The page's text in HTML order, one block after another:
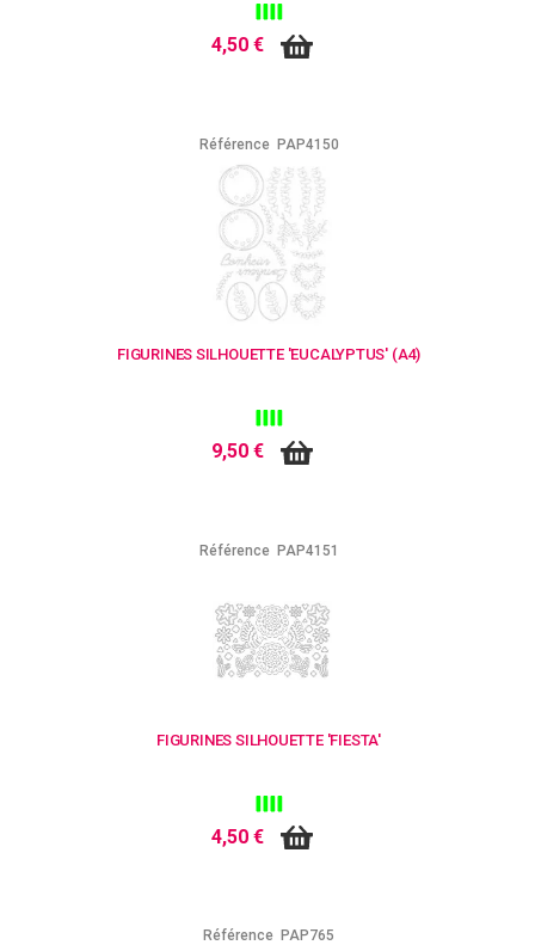
4,50 €
Référence PAP4150
FIGURINES SILHOUETTE 'EUCALYPTUS' (A4)
9,50 €
Référence PAP4151
FIGURINES SILHOUETTE 'FIESTA'
4,50 €
Référence PAP765